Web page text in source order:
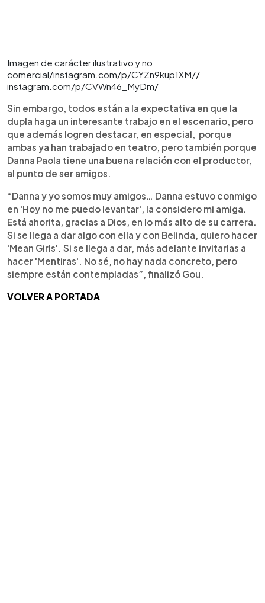
Imagen de carácter ilustrativo y no
comercial/instagram.com/p/CYZn9kup1XM//
instagram.com/p/CVWn46_MyDm/
Sin embargo, todos están a la expectativa en que la
dupla haga un interesante trabajo en el escenario, pero
que además logren destacar, en especial, porque
ambas ya han trabajado en teatro, pero también porque
Danna Paola tiene una buena relación con el productor,
al punto de ser amigos.
“Danna y yo somos muy amigos… Danna estuvo conmigo
en 'Hoy no me puedo levantar', la considero mi amiga.
Está ahorita, gracias a Dios, en lo más alto de su carrera.
Si se llega a dar algo con ella y con Belinda, quiero hacer
'Mean Girls'. Si se llega a dar, más adelante invitarlas a
hacer 'Mentiras'. No sé, no hay nada concreto, pero
siempre están contempladas”, finalizó Gou.
VOLVER A PORTADA